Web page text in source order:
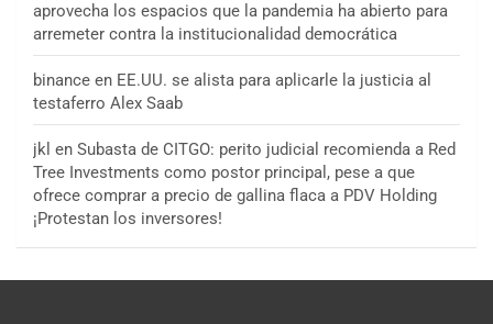
aprovecha los espacios que la pandemia ha abierto para
arremeter contra la institucionalidad democrática
binance en EE.UU. se alista para aplicarle la justicia al
testaferro Alex Saab
jkl en Subasta de CITGO: perito judicial recomienda a Red
Tree Investments como postor principal, pese a que
ofrece comprar a precio de gallina flaca a PDV Holding
¡Protestan los inversores!